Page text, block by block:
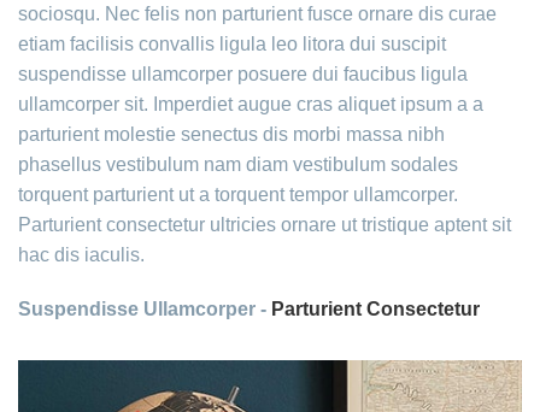
sociosqu. Nec felis non parturient fusce ornare dis curae
etiam facilisis convallis ligula leo litora dui suscipit
suspendisse ullamcorper posuere dui faucibus ligula
ullamcorper sit. Imperdiet augue cras aliquet ipsum a a
parturient molestie senectus dis morbi massa nibh
phasellus vestibulum nam diam vestibulum sodales
torquent parturient ut a torquent tempor ullamcorper.
Parturient consectetur ultricies ornare ut tristique aptent sit
hac dis iaculis.
Suspendisse Ullamcorper - Parturient Consectetur